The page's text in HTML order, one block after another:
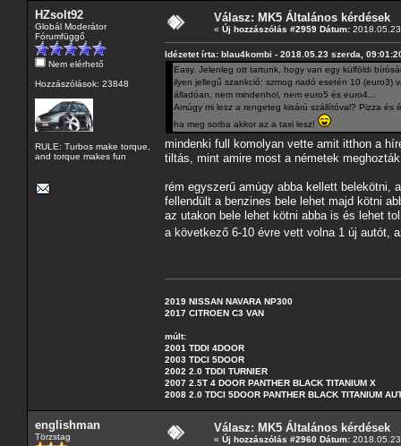
HZsolt92
Globál Moderátor
Fórumfüggő
Nem elérhető
Hozzászólások: 23848
RULE: Turbos make torque,
and torque makes fun
Válasz: MK5 Általános kérdések
« Új hozzászólás #2959 Dátum:
Idézetet írta: blau4kombi - 2018.05.23 szerda,
Easy. Jelenleg ott tartunk, hogy van egy külföldi
ilyen jellegű szankció: szmog riadó esetén 10
álladóan, nem mindenhol, nem euro5 és euro4...
Amúgy mi lesz a rengeteg kisárú szállítóval? Pizza
ha meg sorba akkor az a taxi lesz!
mindenki full komolyan vette amit itthon a
tiltás, mint amire most a németek
rém egyszerű amúgy abba kellett belekötni,
fellendült a benzines bele lehet majd kötni
az utakon bele lehet kötni abba is és lehet
a következő 6-10 évre vett volna 1 új autót,
2019 NISSAN NAVARA NP300
2017 CITROEN C3 VAN
múlt:
2001 TDDI 4DOOR
2003 TDCI 5DOOR
2002 2.0 TDDI TURNIER
2007 2.5T 4 DOOR PANTHER BLACK TITANIUM X
2008 2.0 TDCI 5DOOR PANTHER BLACK TITANIUM
englishman
Törzstag
Válasz: MK5 Általános kérdések
« Új hozzászólás #2960 Dátum: